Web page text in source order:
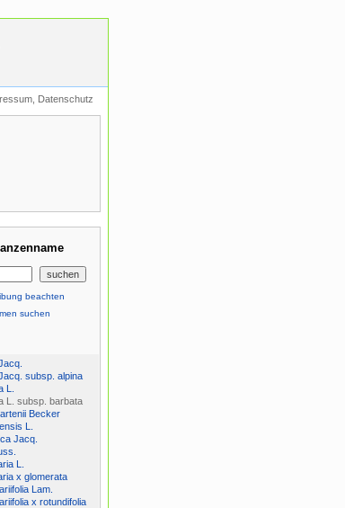
Datenschutz
beachten
suchen
subsp. alpina
L. subsp. barbata
Becker
L.
Jacq.
L.
x glomerata
Lam.
x rotundifolia